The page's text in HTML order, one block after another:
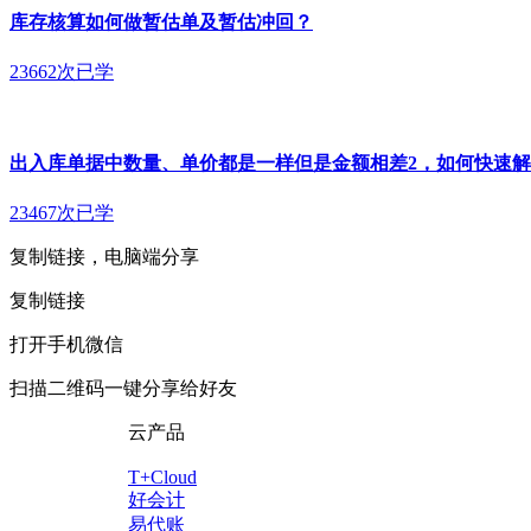
库存核算如何做暂估单及暂估冲回？
23662次已学
出入库单据中数量、单价都是一样但是金额相差2，如何快速
23467次已学
复制链接，电脑端分享
复制链接
打开手机微信
扫描二维码一键分享给好友
云产品
T+Cloud
好会计
易代账